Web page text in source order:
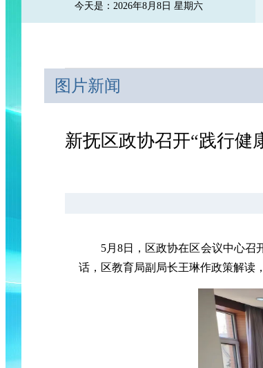
今天是：2026年8月8日 星期六
图片新闻
新抚区政协召开“践行健
5月8日，区政协在区会议中心召
话，区教育局副局长王琳作政策解读